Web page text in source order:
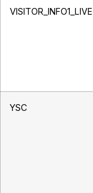
VISITOR_INFO1_LIVE
YSC